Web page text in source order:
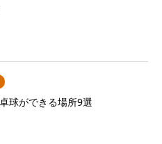
球ができる場所9選